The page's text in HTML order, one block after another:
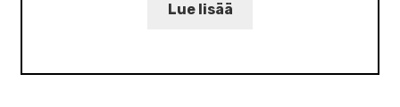
Lue lisää